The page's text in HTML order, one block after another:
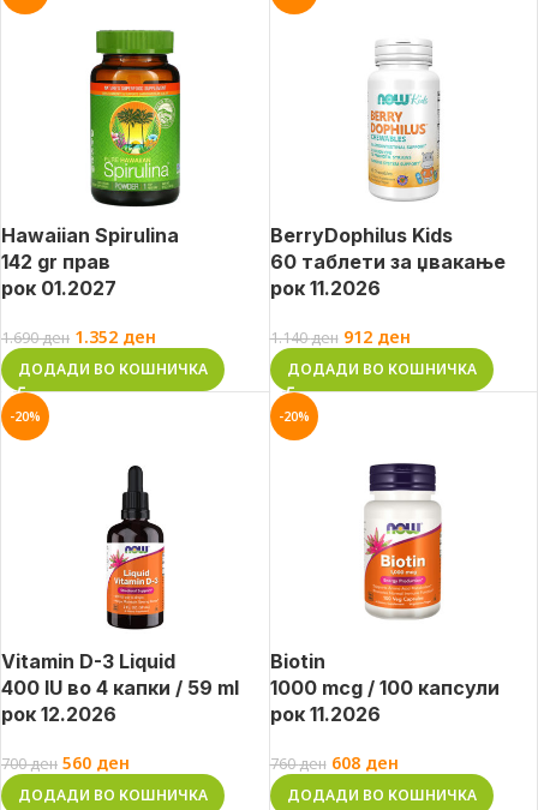
Hawaiian Spirulina
142 gr прав
рок 01.2027
1.690ден 1.352 ден
ДОДАДИ ВО КОШНИЧКА
BerryDophilus Kids
60 таблети за џвакање
рок 11.2026
1.140ден 912 ден
ДОДАДИ ВО КОШНИЧКА
-20%
Vitamin D-3 Liquid
400 IU во 4 капки / 59 ml
рок 12.2026
700ден 560 ден
ДОДАДИ ВО КОШНИЧКА
-20%
Biotin
1000 mcg / 100 капсули
рок 11.2026
760ден 608 ден
ДОДАДИ ВО КОШНИЧКА